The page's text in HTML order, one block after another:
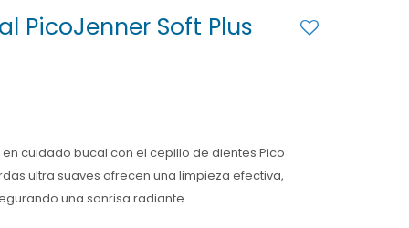
PicoJenner Soft Plus
cuidado bucal con el cepillo de dientes Pico
ultra suaves ofrecen una limpieza efectiva,
una sonrisa radiante.